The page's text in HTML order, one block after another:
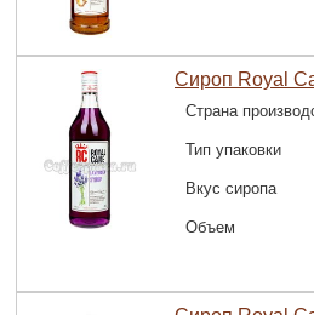
Сироп Royal
Страна
Тип упаковки
Вкус сиропа
Объем